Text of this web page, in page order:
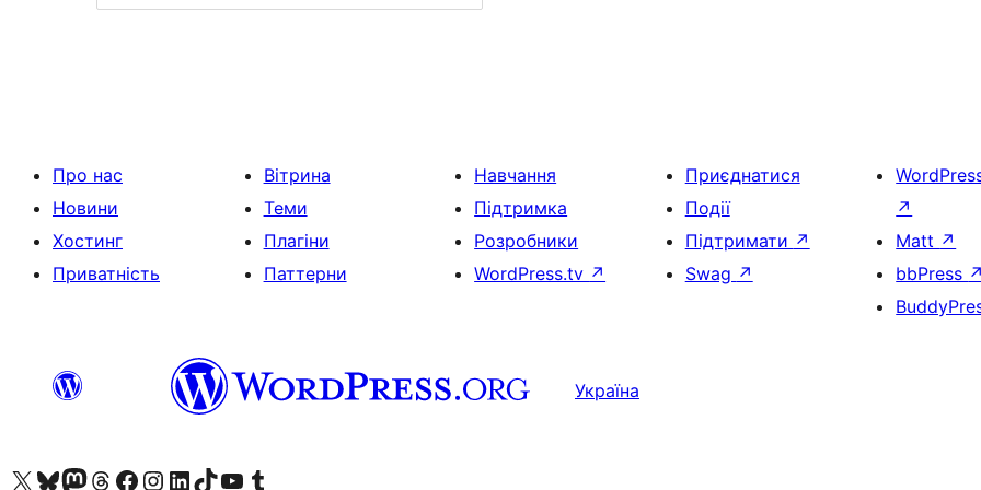
Про нас
Новини
Хостинг
Приватність
Вітрина
Теми
Плагіни
Паттерни
Навчання
Підтримка
Розробники
WordPress.tv ↗
Приєднатися
Події
Підтримати ↗
Swag ↗
↗
Matt ↗
bbPress ↗
Україна
Visit our X (formerly Twitter) account
Visit our Bluesky account
Завітайте до нашої стрічки в Mastodon
Visit our Threads account
Завітайте на нашу сторінку в Facebook
Visit our Instagram account
Visit our LinkedIn account
Visit our TikTok account
Visit our YouTube channel
Visit our Tumblr account